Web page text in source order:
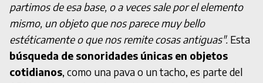
partimos de esa base, o a veces sale por el elemento
mismo, un objeto que nos parece muy bello
estéticamente o que nos remite cosas antiguas". Esta
búsqueda de sonoridades únicas en objetos
cotidianos, como una pava o un tacho, es parte del